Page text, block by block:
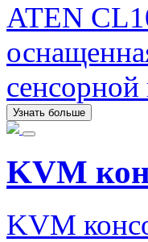
ATEN
Узнать больше
KVM
KVM